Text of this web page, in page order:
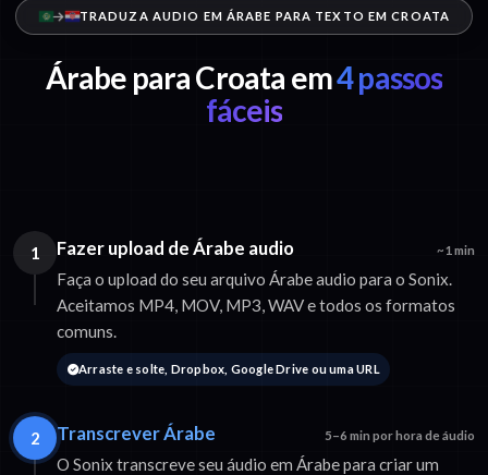
TRADUZA AUDIO EM ÁRABE PARA TEXTO EM CROATA
Árabe para Croata em4 passos
fáceis
1 Fazer upload de Árabe audio ~1 min
Faça o upload do seu arquivo Árabe audio para o Sonix.
Aceitamos MP4, MOV, MP3, WAV e todos os formatos
comuns.
Arraste e solte, Dropbox, Google Drive ou uma URL
2 Transcrever Árabe 5–6 min por hora de áudio
O Sonix transcreve seu áudio em Árabe para criar um